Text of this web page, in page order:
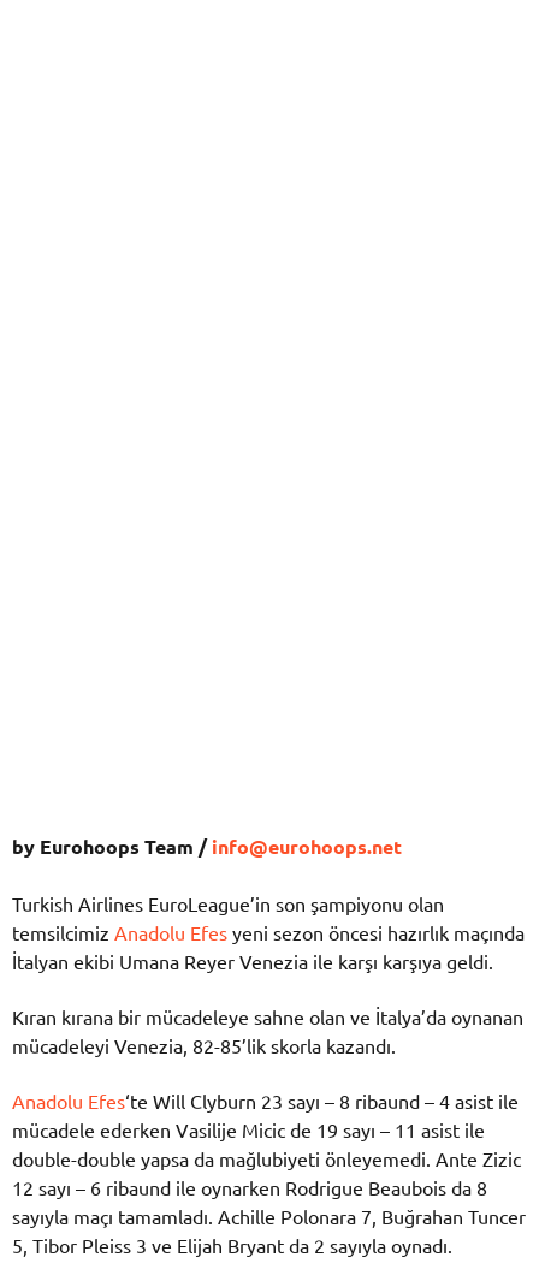
by Eurohoops Team /info@eurohoops.net
Turkish Airlines EuroLeague’in son şampiyonu olan
temsilcimiz Anadolu Efes yeni sezon öncesi hazırlık maçında
İtalyan ekibi Umana Reyer Venezia ile karşı karşıya geldi.
Kıran kırana bir mücadeleye sahne olan ve İtalya’da oynanan
mücadeleyi Venezia, 82-85’lik skorla kazandı.
Anadolu Efes‘te Will Clyburn 23 sayı – 8 ribaund – 4 asist ile
mücadele ederken Vasilije Micic de 19 sayı – 11 asist ile
double-double yapsa da mağlubiyeti önleyemedi. Ante Zizic
12 sayı – 6 ribaund ile oynarken Rodrigue Beaubois da 8
sayıyla maçı tamamladı. Achille Polonara 7, Buğrahan Tuncer
5, Tibor Pleiss 3 ve Elijah Bryant da 2 sayıyla oynadı.